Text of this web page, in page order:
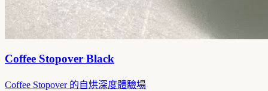
Coffee Stopover Black
Coffee Stopover 的自烘深度體驗場